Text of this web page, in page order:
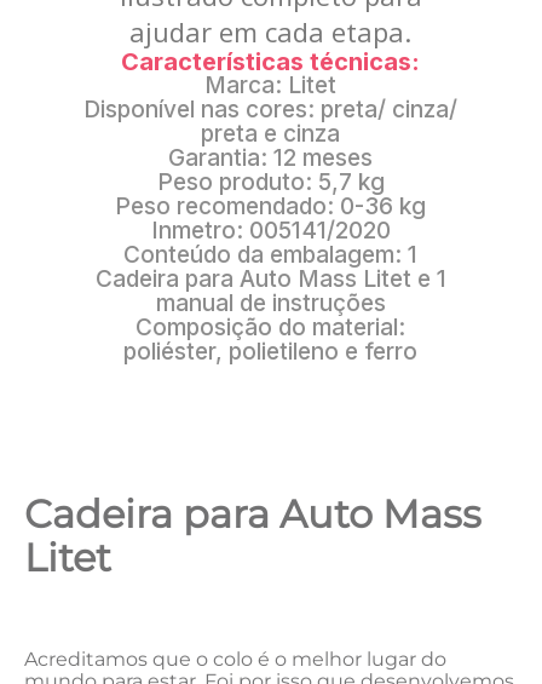
Cadeira para Auto Mass
Litet
Acreditamos que o colo é o melhor lugar do